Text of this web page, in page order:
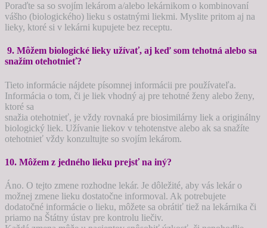
Poraďte sa so svojím lekárom a/alebo lekárnikom o kombinovaní
vášho (biologického) lieku s ostatnými liekmi. Myslite pritom aj na
lieky, ktoré si v lekárni kupujete bez receptu.
9. Môžem biologické lieky užívať, aj keď som tehotná alebo sa
snažím otehotnieť?
Tieto informácie nájdete písomnej informácii pre používateľa.
Informácia o tom, či je liek vhodný aj pre tehotné ženy alebo ženy,
ktoré sa
snažia otehotnieť, je vždy rovnaká pre biosimilárny liek a originálny
biologický liek. Užívanie liekov v tehotenstve alebo ak sa snažíte
otehotnieť vždy konzultujte so svojím lekárom.
10. Môžem z jedného lieku prejsť na iný?
Áno. O tejto zmene rozhodne lekár. Je dôležité, aby vás lekár o
možnej zmene lieku dostatočne informoval. Ak potrebujete
dodatočné informácie o lieku, môžete sa obrátiť tiež na lekárnika či
priamo na Štátny ústav pre kontrolu liečiv.